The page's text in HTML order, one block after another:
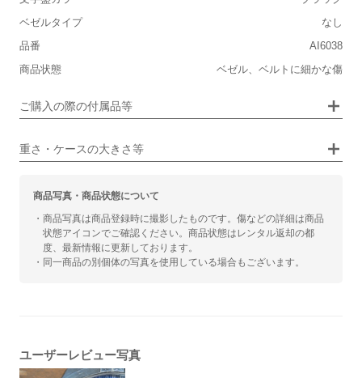
ベゼルタイプ
なし
品番
AI6038
商品状態
ベゼル、ベルトに細かな傷
ご購入の際の付属品等
重さ・ケースの大きさ等
■装飾感
カジュアル ビジネス
商品写真・商品状態について
・商品写真は商品登録時に撮影したものです。傷などの詳細は商品
状態アイコンでご確認ください。商品状態はレンタル返却の都
度、最新情報に更新しております。
・同一商品の別個体の写真を使用している場合もございます。
ユーザーレビュー写真